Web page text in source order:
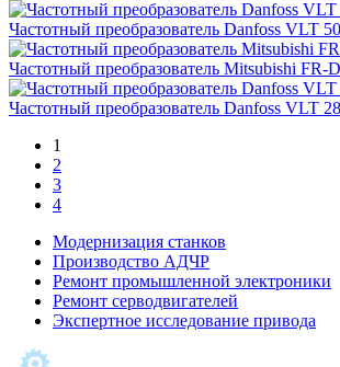
Частотный преобразователь Danfoss VLT
Частотный преобразователь Mitsubishi FR-
Частотный преобразователь Danfoss VLT
1
2
3
4
Модернизация станков
Производство АДЧР
Ремонт промышленной электроники
Ремонт серводвигателей
Экспертное исследование привода